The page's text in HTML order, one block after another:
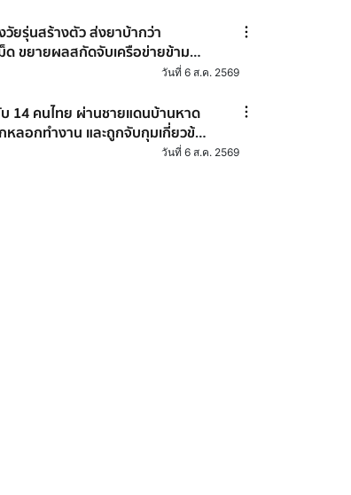
ยรุ่นสร้างตัว ส่งยาบ้ากว่า
ด ขยายผลสกัดจับเครือข่ายข้าม
วันที่ 6 ส.ค. 2569
ผ่านชายแดนบ้านหาด
หลอกทำงาน และถูกจับกุมเกี่ยวข้อง
รมออนไลน์
วันที่ 6 ส.ค. 2569